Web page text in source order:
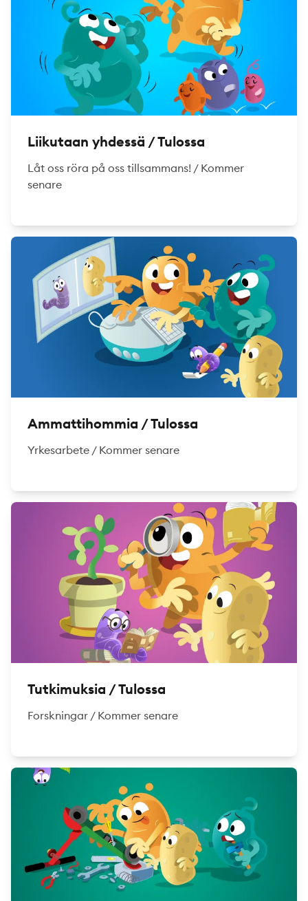
Liikutaan yhdessä / Tulossa
Låt oss röra på oss tillsammans! / Kommer
senare
Ammattihommia / Tulossa
Yrkesarbete / Kommer senare
Tutkimuksia / Tulossa
Forskningar / Kommer senare